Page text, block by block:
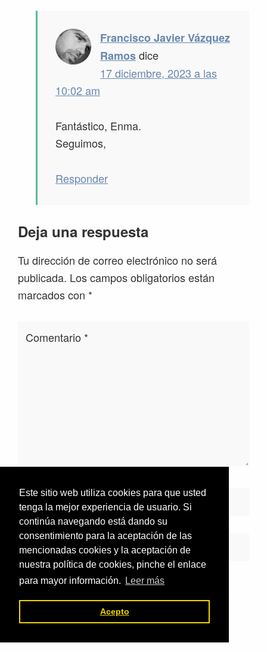
Este sitio web utiliza cookies para que usted
tenga la mejor experiencia de usuario. Si
continúa navegando está dando su
consentimiento para la aceptación de las
mencionadas cookies y la aceptación de
nuestra política de cookies, pinche el enlace
para mayor información.
Leer más
Acepto
Francisco Javier Vázquez
Ramosdice
17 diciembre, 2023 a las
10:02 am
Fantástico, Enma.
Seguimos,
Responder
Deja una respuesta
Tu dirección de correo electrónico no será
publicada. Los campos obligatorios están
marcados con *